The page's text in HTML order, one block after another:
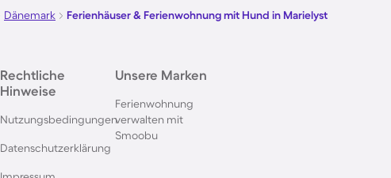
Dänemark Ferienhäuser & Ferienwohnung mit Hund in Marielyst
Rechtliche
Hinweise
Nutzungsbedingungen
Datenschutzerklärung
Unsere Marken
Ferienwohnung
verwalten mit
Smoobu